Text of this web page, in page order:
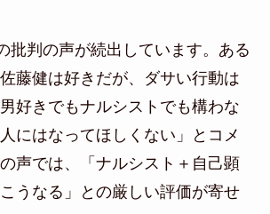
批判の声が続出しています。ある
藤健は好きだが、ダサい行動は
好きでもナルシストでも構わな
にはなってほしくない」とコメ
声では、「ナルシスト＋自己顕
うなる」との厳しい評価が寄せ